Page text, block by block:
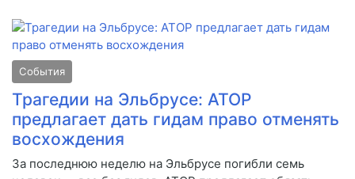
События
Трагедии на Эльбрусе: АТОР
предлагает дать гидам право отменять
восхождения
За последнюю неделю на Эльбрусе погибли семь